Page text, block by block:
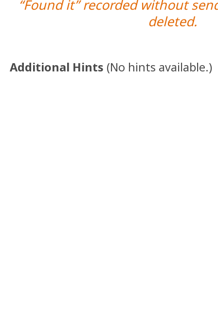
“Found it” recorded without
deleted.
Additional Hints (No hints available.)